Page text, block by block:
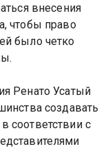
внесения
чтобы право
было четко
Ренато Усатый
создавать
соответствии с